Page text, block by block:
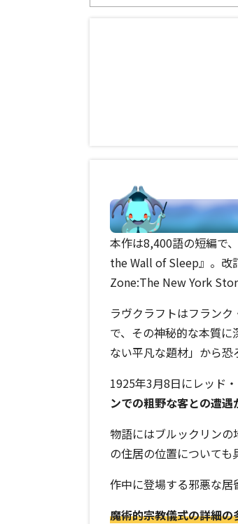
本作は8,400語の短編で
the Wall of Sleep』。改
Zone:The New York
ラヴクラフトはフラン
で、その神秘的な本質
ない平凡な題材」から恐
1925年3月8日にレッド
ンでの粗野な客との遭
物語にはブルックリン
の住居の位置についても
作中に登場する邪悪な居
魔術的宗教儀式の詳細